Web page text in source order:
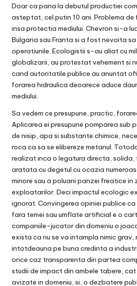
Doar ca pana la debutul productiei
asteptat, cel putin 10 ani. Problema de
insa protectia mediului. Chevron si-a
Bulgaria sau Franta si a fost nevoita
operatiunile. Ecologistii s-au aliat cu
globalizarii, au protestat vehement si
cand autoritatile publice au anuntat
forarea hidraulica deoarece aduce
mediului.
Sa vedem ce presupune, practic,
Aplicarea ei presupune pomparea sub
de nisip, apa si substante chimice,
roca ca sa se elibereze metanul.
realizat inca o legatura directa, solida,
aratata cu degetul cu ocazia
minore sau a poluarii panzei freatice in
exploatarilor. Deci impactul ecologic
ignorat. Convingerea opiniei publice ca
fara temei sau umflate artificial e o
companiile-jucator din domeniu o
exista ca nu se va intampla nimic grav,
intotdeauna pe buna credinta a
orice caz transparenta din partea
studii de impact din ambele tabere, cat
avizate in domeniu, si, o dezbatere